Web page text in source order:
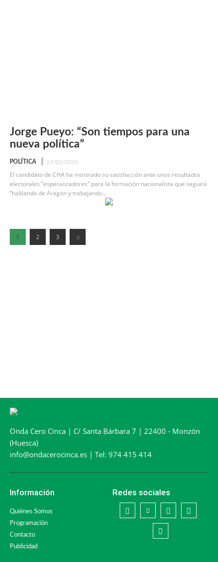
Jorge Pueyo: “Son tiempos para una
nueva política”
POLÍTICA 13/02/2026
El candidato de CHA ha mostrado su satisfacción ante unos resultados
electorales “esperanzadores” para la formación nacionalista que seguirá
“hablando de Aragón y trabajando...
1 2 3
Onda Cero Cinca | C/ Santa Bárbara 7 | 22400 - Monzón
(Huesca)
info@ondacerocinca.es | Tel: 974 415 414
Información
Quiénes Somos
Programación
Contacto
Publicidad
Redes sociales